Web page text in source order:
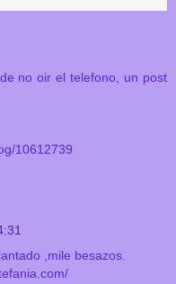
no oir el telefono, un post
10612739
,mile besazos.